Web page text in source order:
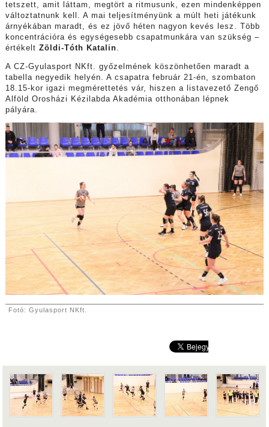
tetszett, amit láttam, megtört a ritmusunk, ezen mindenképpen
változtatnunk kell. A mai teljesítményünk a múlt heti játékunk
árnyékában maradt, és ez jövő héten nagyon kevés lesz. Több
koncentrációra és egységesebb csapatmunkára van szükség –
értékelt Zöldi-Tóth Katalin.
A CZ-Gyulasport NKft. győzelmének köszönhetően maradt a
tabella negyedik helyén. A csapatra február 21-én, szombaton
18.15-kor igazi megmérettetés vár, hiszen a listavezető Zengő
Alföld Orosházi Kézilabda Akadémia otthonában lépnek
pályára.
Fotó: Gyulasport NKft.